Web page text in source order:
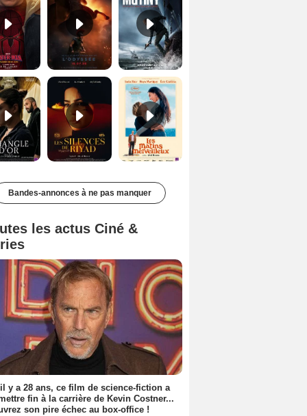
Les Silences de Riyad Bande-annonce VO STFR Les Matins merveilleux Bande-annonce VF
Bandes-annonces à ne pas manquer
les actus Ciné &
y a 28 ans, ce film de science-fiction a
fin à la carrière de Kevin Costner...
son pire échec au box-office !